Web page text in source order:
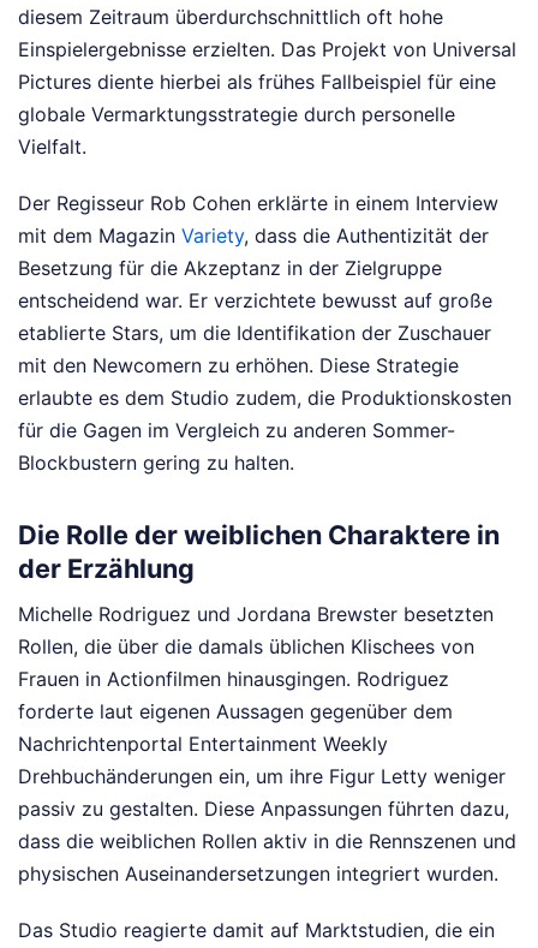
diesem Zeitraum überdurchschnittlich oft hohe
Einspielergebnisse erzielten. Das Projekt von Universal
Pictures diente hierbei als frühes Fallbeispiel für eine
globale Vermarktungsstrategie durch personelle
Vielfalt.
Der Regisseur Rob Cohen erklärte in einem Interview
mit dem Magazin Variety, dass die Authentizität der
Besetzung für die Akzeptanz in der Zielgruppe
entscheidend war. Er verzichtete bewusst auf große
etablierte Stars, um die Identifikation der Zuschauer
mit den Newcomern zu erhöhen. Diese Strategie
erlaubte es dem Studio zudem, die Produktionskosten
für die Gagen im Vergleich zu anderen Sommer-
Blockbustern gering zu halten.
Die Rolle der weiblichen Charaktere in
der Erzählung
Michelle Rodriguez und Jordana Brewster besetzten
Rollen, die über die damals üblichen Klischees von
Frauen in Actionfilmen hinausgingen. Rodriguez
forderte laut eigenen Aussagen gegenüber dem
Nachrichtenportal Entertainment Weekly
Drehbuchänderungen ein, um ihre Figur Letty weniger
passiv zu gestalten. Diese Anpassungen führten dazu,
dass die weiblichen Rollen aktiv in die Rennszenen und
physischen Auseinandersetzungen integriert wurden.
Das Studio reagierte damit auf Marktstudien, die ein